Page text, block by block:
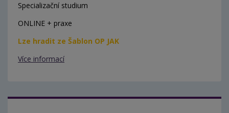
Specializační studium
ONLINE + praxe
Lze hradit ze Šablon OP JAK
Více informací